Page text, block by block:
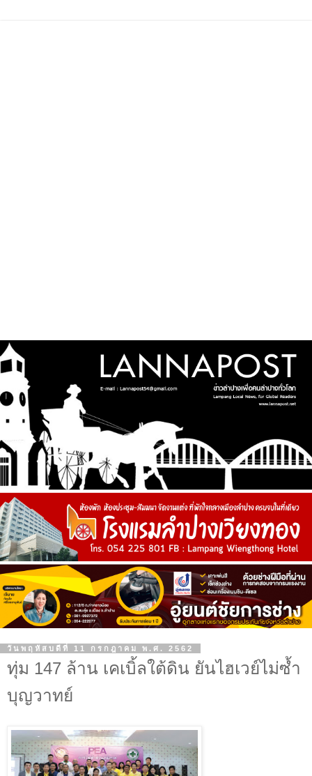
วันพฤหัสบดีที่ 11 กรกฎาคม พ.ศ. 2562
ทุ่ม 147 ล้าน เคเบิ้ลใต้ดิน ยันไฮเวย์ไม่ซ้ำ
บุญวาทย์